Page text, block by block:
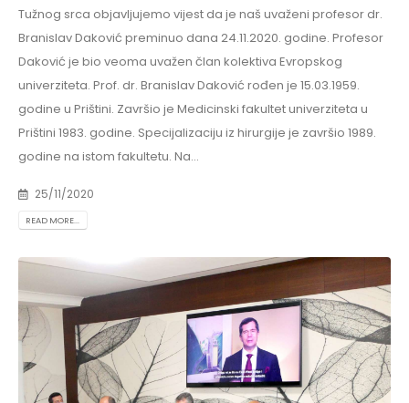
Tužnog srca objavljujemo vijest da je naš uvaženi profesor dr.
Branislav Daković preminuo dana 24.11.2020. godine. Profesor
Daković je bio veoma uvažen član kolektiva Evropskog
univerziteta. Prof. dr. Branislav Daković rođen je 15.03.1959.
godine u Prištini. Završio je Medicinski fakultet univerziteta u
Prištini 1983. godine. Specijalizaciju iz hirurgije je završio 1989.
godine na istom fakultetu. Na...
25/11/2020
READ MORE...